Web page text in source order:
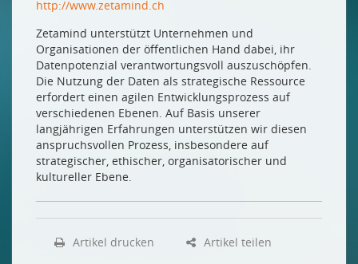
Kein Mangel an talentierten Frauen
NEUE MITGLIEDER
bbv Software Services AG
DANET Oberwallis AG
die werke versorgung wallisellen ag
ftth fr AG
Gemeindebetriebe Muri
Red Hat Switzerland
St. Gallisch Appenzellische Kraftwerke AG
http://www.zetamind.ch
Zetamind unterstützt Unternehmen und
Organisationen der öffentlichen Hand dabei, ihr
Datenpotenzial verantwortungsvoll auszuschöpfen.
Die Nutzung der Daten als strategische Ressource
erfordert einen agilen Entwicklungsprozess auf
verschiedenen Ebenen. Auf Basis unserer
langjährigen Erfahrungen unterstützen wir diesen
anspruchsvollen Prozess, insbesondere auf
strategischer, ethischer, organisatorischer und
kultureller Ebene.
Artikel drucken Artikel teilen